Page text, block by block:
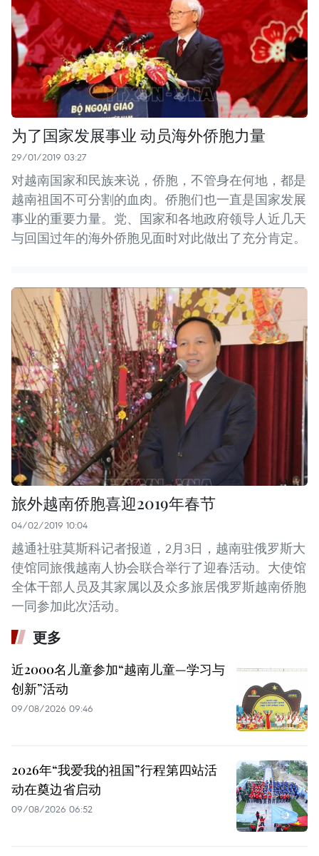
为了国家发展事业 动员海外侨胞力量
29/01/2019 03:27
对越南国家和民族来说，侨胞，不管身在何地，都是
越南祖国不可分割的血肉。侨胞们也一直是国家发展
事业的重要力量。党、国家和各地政府领导人近几天
与回国过年的海外侨胞见面时对此做出了充分肯定。
旅外越南侨胞喜迎2019年春节
04/02/2019 10:04
越通社驻莫斯科记者报道，2月3日，越南驻俄罗斯大
使馆同旅俄越南人协会联合举行了迎春活动。大使馆
全体干部人员及其家属以及众多旅居俄罗斯越南侨胞
一同参加此次活动。
更多
近2000名儿童参加“越南儿童—学习与
创新”活动
09/08/2026 09:46
2026年“我爱我的祖国”行程第四站活
动在奠边省启动
09/08/2026 06:52